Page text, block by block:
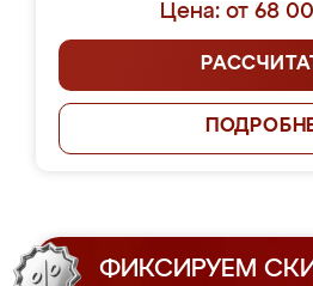
Цена: от 68
ФИКСИРУЕМ